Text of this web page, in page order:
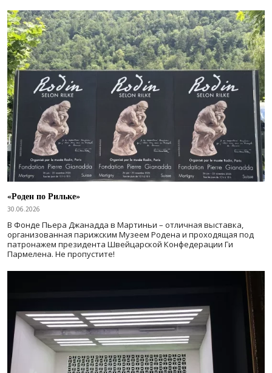
«Роден по Рильке»
30.06.2026
В Фонде Пьера Джанадда в Мартиньи – отличная выставка,
организованная парижским Музеем Родена и проходящая под
патронажем президента Швейцарской Конфедерации Ги
Пармелена. Не пропустите!